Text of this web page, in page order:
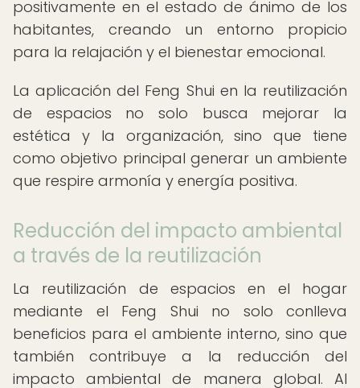
positivamente en el estado de ánimo de los
habitantes, creando un entorno propicio
para la relajación y el bienestar emocional.
La aplicación del Feng Shui en la reutilización
de espacios no solo busca mejorar la
estética y la organización, sino que tiene
como objetivo principal generar un ambiente
que respire armonía y energía positiva.
Reducción del impacto ambiental
a través de la reutilización
La reutilización de espacios en el hogar
mediante el Feng Shui no solo conlleva
beneficios para el ambiente interno, sino que
también contribuye a la reducción del
impacto ambiental de manera global. Al